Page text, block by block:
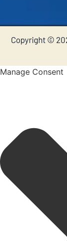
Copyright ©
Manage Consent